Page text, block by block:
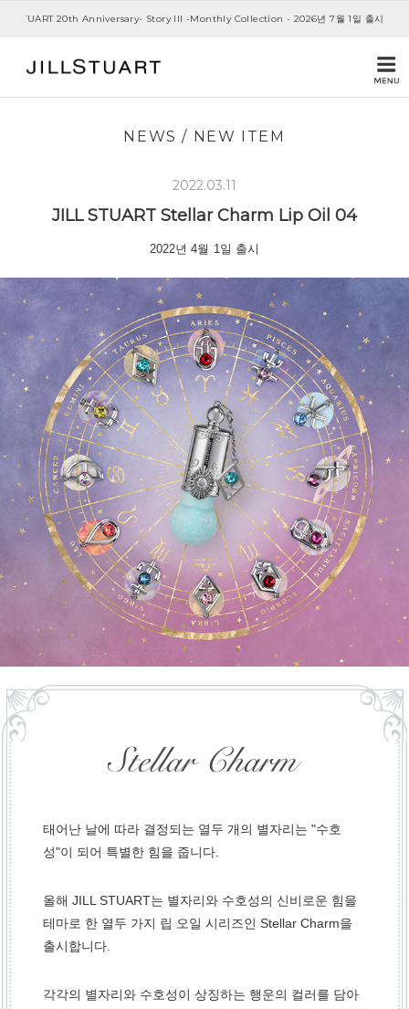
STUART 20th Anniversary- Story III -Monthly Collection - 2026년 7월 1일 출시
NEWS / NEW ITEM
2022.03.11
JILL STUART Stellar Charm Lip Oil 04
2022년 4월 1일 출시
태어난 날에 따라 결정되는 열두 개의 별자리는 "수호
성"이 되어 특별한 힘을 줍니다.
올해 JILL STUART는 별자리와 수호성의 신비로운 힘을
테마로 한 열두 가지 립 오일 시리즈인Stellar Charm을
출시합니다.
각각의 별자리와 수호성이 상징하는 행운의 컬러를 담아